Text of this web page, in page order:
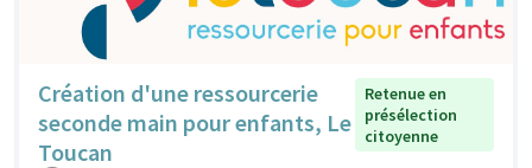
Création d'une ressourcerie
seconde main pour enfants, Le
Toucan
Retenue en
présélection
citoyenne